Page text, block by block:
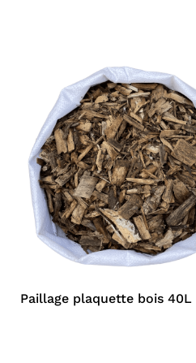
Paillage plaquette bois 40L